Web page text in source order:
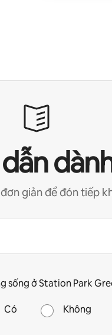
giản để đón tiếp
sống ở Station Park
Có Không